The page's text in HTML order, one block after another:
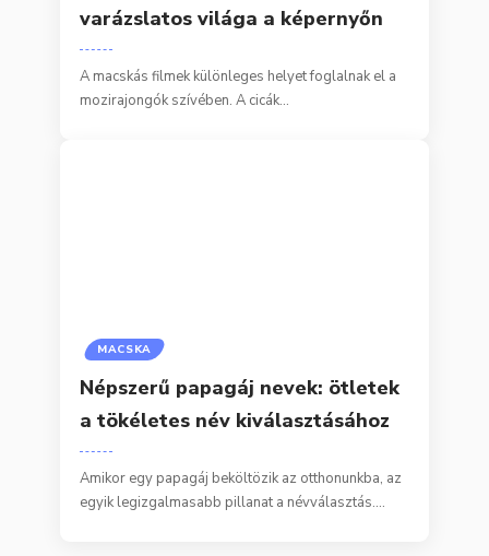
varázslatos világa a képernyőn
A macskás filmek különleges helyet foglalnak el a
mozirajongók szívében. A cicák…
MACSKA
Népszerű papagáj nevek: ötletek
a tökéletes név kiválasztásához
Amikor egy papagáj beköltözik az otthonunkba, az
egyik legizgalmasabb pillanat a névválasztás.…